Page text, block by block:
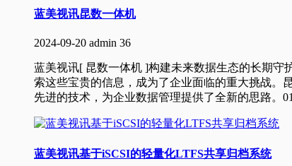
蓝美视讯昆数一体机
2024-09-20 admin 36
蓝美视讯[ 昆数一体机 ]构建未来数据生态的长期守
索这些宝贵的信息，成为了企业面临的重大挑战。
先进的技术，为企业数据管理提供了全新的思路。
蓝美视讯基于iSCSI的轻量化LTFS共享归档系统